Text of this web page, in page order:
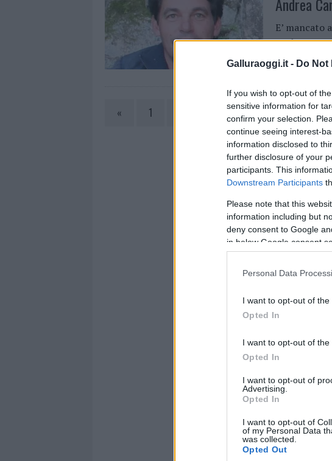
Galluraoggi.it - Do
If you wish to opt-out of
sensitive information for
confirm your selection.
continue seeing interest-
information disclosed to
further disclosure of your
participants. This
Downstream Participants
Please note that this
information including but
deny consent to Google
in below Google consent
Personal Data
I want to opt-out of the
Opted In
I want to opt-out of the
Opted In
I want to opt-out of
Advertising.
Opted In
I want to opt-out of
of my Personal Data
was collected.
Opted Out
Andrea
E’ mancato
Andrea
annuncio la
« 1 73 74